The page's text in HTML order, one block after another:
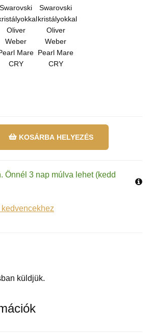
KOSÁRBA HELYEZÉS
Önnél 3 nap múlva lehet (kedd
küldjük.